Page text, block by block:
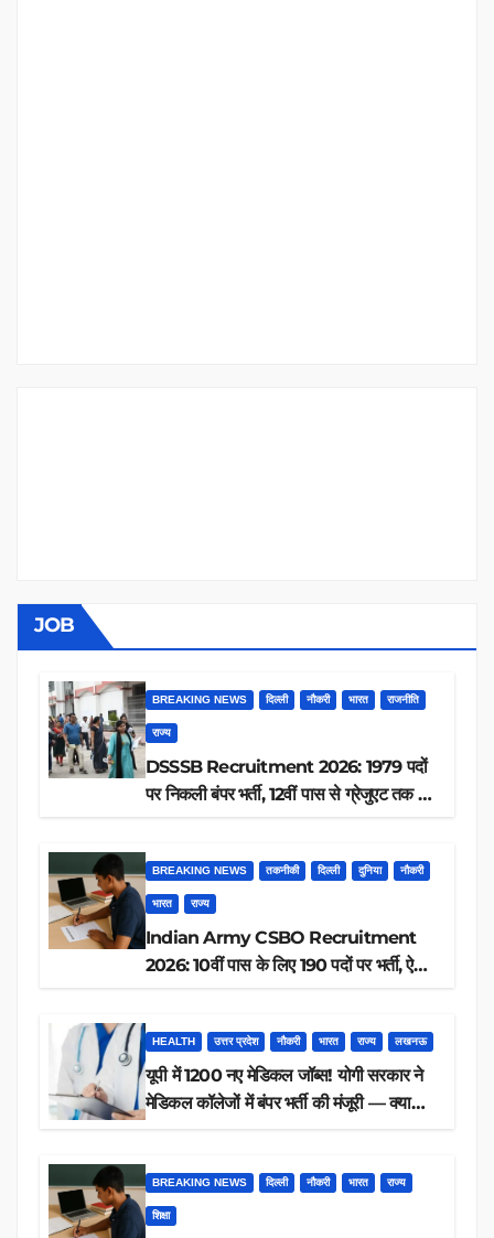
JOB
BREAKING NEWS दिल्ली नौकरी भारत राजनीति
राज्य
DSSSB Recruitment 2026: 1979 पदों
पर निकली बंपर भर्ती, 12वीं पास से ग्रेजुएट तक करें
BREAKING NEWS तकनीकी दिल्ली दुनिया नौकरी
भारत राज्य
Indian Army CSBO Recruitment
2026: 10वीं पास के लिए 190 पदों पर भर्ती, ऐसे
HEALTH उत्तर प्रदेश नौकरी भारत राज्य लखनऊ
यूपी में 1200 नए मेडिकल जॉब्स! योगी सरकार ने
मेडिकल कॉलेजों में बंपर भर्ती की मंजूरी — क्या
BREAKING NEWS दिल्ली नौकरी भारत राज्य
शिक्षा